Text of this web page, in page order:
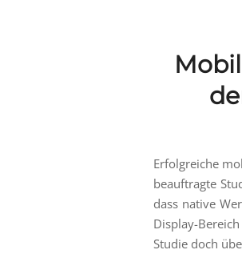
Erfolgreiche
beauftragte
dass native
Display-
Studie doch